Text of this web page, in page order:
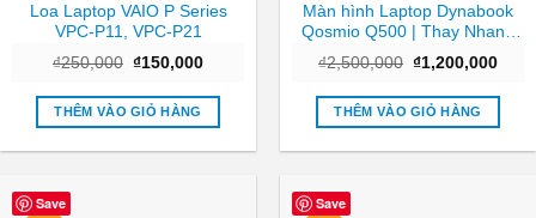
Loa Laptop VAIO P Series
VPC-P11, VPC-P21
₫250,000 Giá
là:
₫250,000.
₫150,000Giá
tại
₫150,000.
THÊM VÀO GIỎ HÀNG
Màn hình Laptop Dynabook
Qosmio Q500 | Thay Nhanh
₫2,500,000 Giá
là:
₫2,500,000.
₫1,200,000Giá
tại
THÊM VÀO GIỎ HÀNG
Save Save